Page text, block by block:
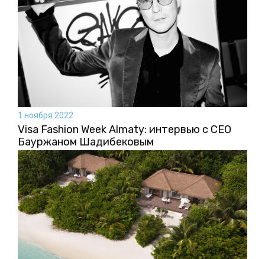
1 ноября 2022
Visa Fashion Week Almaty: интервью с CEO
Бауржаном Шадибековым